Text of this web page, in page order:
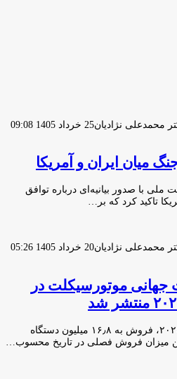
محمدعلی نژادیان25 خرداد 1405 09:08
میان ایران و آمریکا
ملی با صدور بیانیه‌ای درباره توافق
تاکید کرد که بر…
محمدعلی نژادیان20 خرداد 1405 05:26
موتورسیکلت در
در سه‌ماهه نخست سال ۲۰۲۶، فروش به ۱۶٫۸ میلیون دستگاه